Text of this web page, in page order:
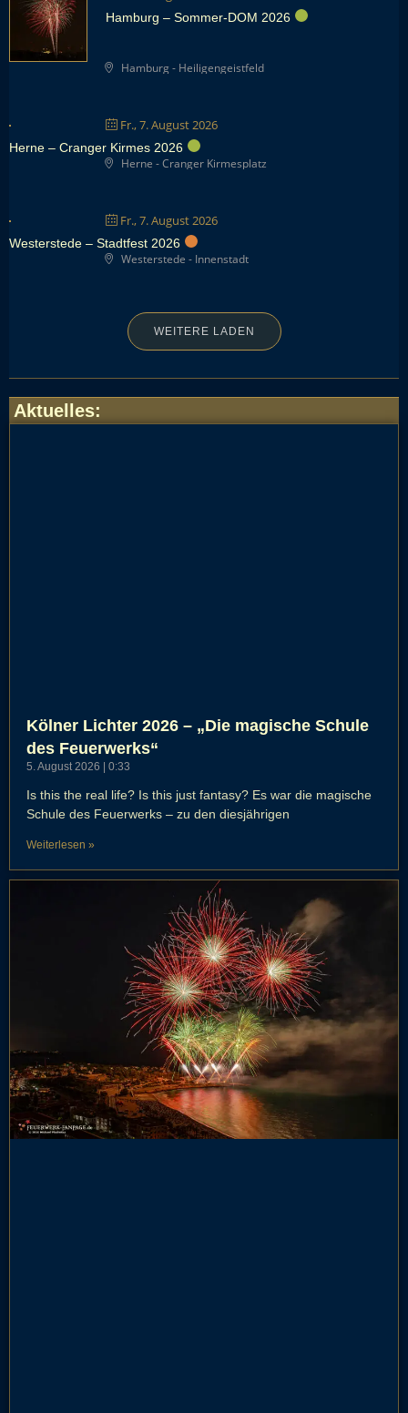
Hamburg – Sommer-DOM 2026
Hamburg - Heiligengeistfeld
Fr., 7. August 2026
Herne – Cranger Kirmes 2026
Herne - Cranger Kirmesplatz
Fr., 7. August 2026
Westerstede – Stadtfest 2026
Westerstede - Innenstadt
WEITERE LADEN
Aktuelles:
Kölner Lichter 2026 – „Die magische Schule
des Feuerwerks“
5. August 2026 0:33
Is this the real life? Is this just fantasy? Es war die magische
Schule des Feuerwerks – zu den diesjährigen
Weiterlesen »